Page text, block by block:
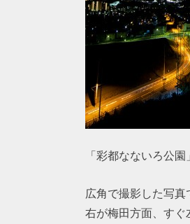
「彩都なないろ公
広角で撮影した写
右が梅田方面、すぐ